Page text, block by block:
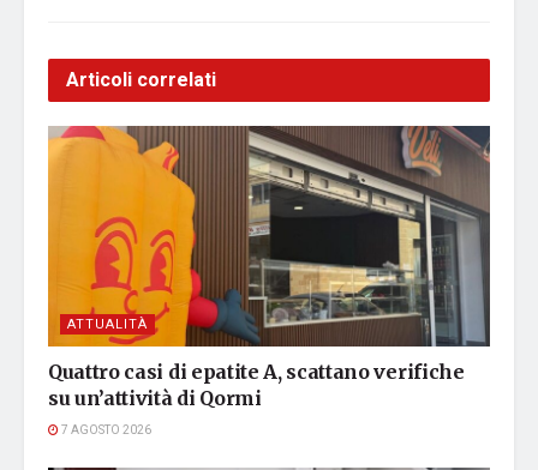
Articoli correlati
ATTUALITÀ
Quattro casi di epatite A, scattano verifiche
su un’attività di Qormi
7 AGOSTO 2026